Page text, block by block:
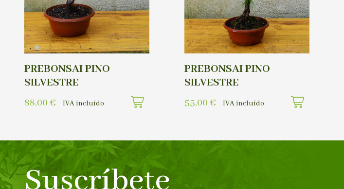
PREBONSAI PINO
SILVESTRE
88,00 € IVA incluído
PREBONSAI PINO
SILVESTRE
55,00 € IVA incluído
Suscríbete